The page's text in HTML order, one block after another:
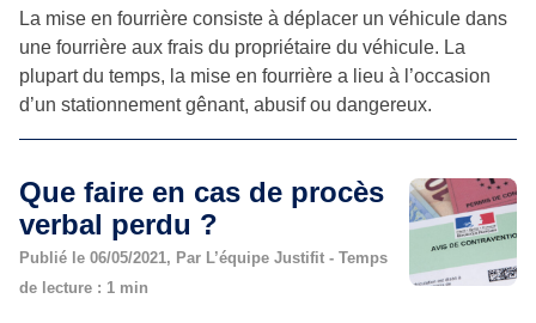
La mise en fourrière consiste à déplacer un véhicule dans
une fourrière aux frais du propriétaire du véhicule. La
plupart du temps, la mise en fourrière a lieu à l’occasion
d’un stationnement gênant, abusif ou dangereux.
Que faire en cas de procès
verbal perdu ?
Publié le 06/05/2021, Par L’équipe Justifit - Temps
de lecture : 1 min